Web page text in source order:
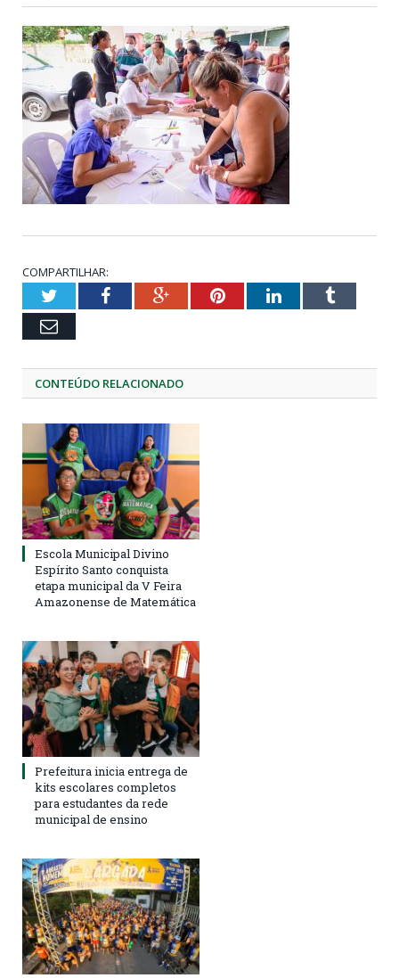
COMPARTILHAR:
TwitterFacebookGoogle+PinterestLinkedInTumblr
Email
CONTEÚDO RELACIONADO
Escola Municipal Divino
Espírito Santo conquista
etapa municipal da V Feira
Amazonense de Matemática
Prefeitura inicia entrega de
kits escolares completos
para estudantes da rede
municipal de ensino